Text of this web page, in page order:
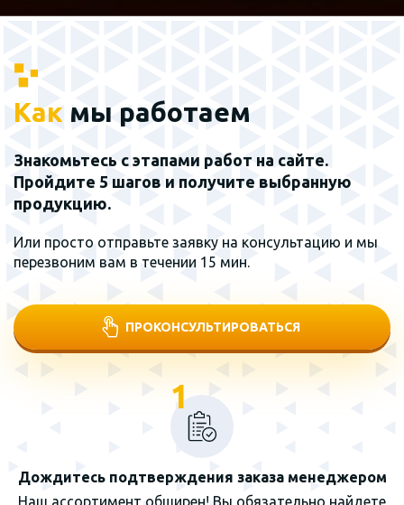
Как мы работаем
Знакомьтесь с этапами работ на сайте.
Пройдите 5 шагов и получите выбранную
продукцию.
Или просто отправьте заявку на консультацию и мы
перезвоним вам в течении 15 мин.
ПРОКОНСУЛЬТИРОВАТЬСЯ
1
Дождитесь подтверждения заказа менеджером
Наш ассортимент обширен! Вы обязательно найдете